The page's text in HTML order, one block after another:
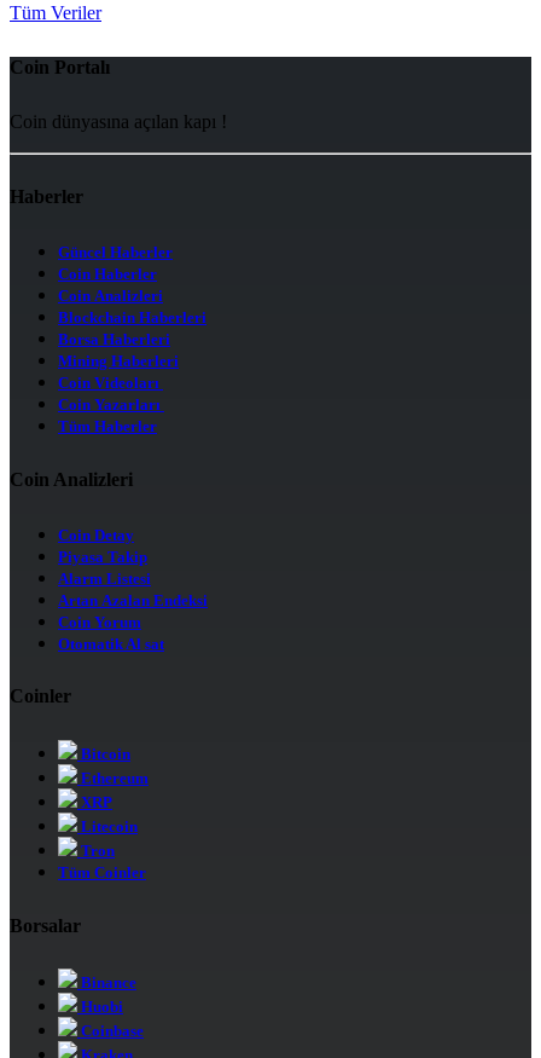
Tüm Veriler
Coin Portalı
Coin dünyasına açılan kapı !
Haberler
Güncel Haberler
Coin Haberler
Coin Analizleri
Blockchain Haberleri
Borsa Haberleri
Mining Haberleri
Coin Videoları
Coin Yazarları
Tüm Haberler
Coin Analizleri
Coin Detay
Piyasa Takip
Alarm Listesi
Artan Azalan Endeksi
Coin Yorum
Otomatik Al sat
Coinler
Bitcoin
Ethereum
XRP
Litecoin
Tron
Tüm Coinler
Borsalar
Binance
Huobi
Coinbase